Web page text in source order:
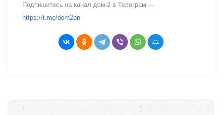
Подпишитесь на канал дом-2 в Телеграм —
https://t.me/dom2on